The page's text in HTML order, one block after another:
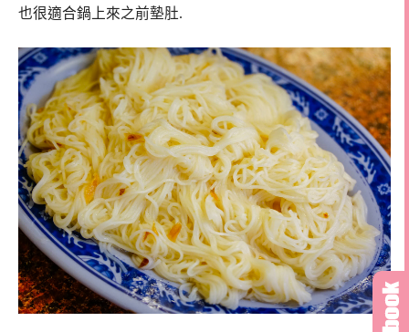
也很適合鍋上來之前墊肚.